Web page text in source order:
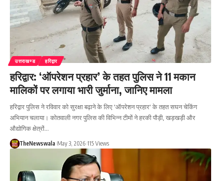
उत्तराखण्ड हरिद्वार
हरिद्वार: ‘ऑपरेशन प्रहार’ के तहत पुलिस ने 11 मकान
मालिकों पर लगाया भारी जुर्माना, जानिए मामला
हरिद्वार पुलिस ने रविवार को सुरक्षा बढ़ाने के लिए 'ऑपरेशन प्रहार' के तहत सघन चेकिंग
अभियान चलाया। कोतवाली नगर पुलिस की विभिन्न टीमों ने हरकी पौड़ी, खड़खड़ी और
औद्योगिक क्षेत्रों…
TheNewswala May 3, 2026 115 Views